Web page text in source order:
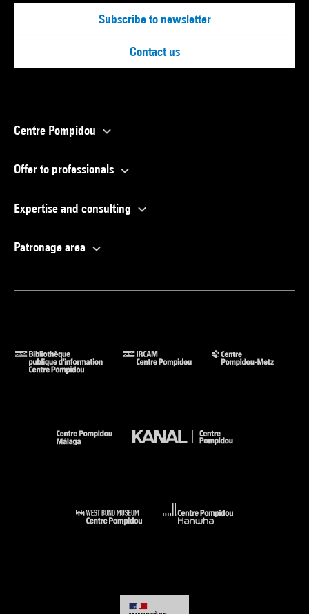
Subscribe to newsletter
Contact us
Centre Pompidou
Offer to professionals
Expertise and consulting
Patronage area